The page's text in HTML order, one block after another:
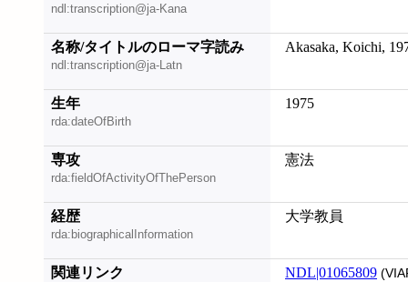
ndl:transcription@ja-Kana
名称/タイトルのローマ字読み
ndl:transcription@ja-Latn
Akasaka, Koichi,
生年
rda:dateOfBirth
1975
専攻
rda:fieldOfActivityOfThePerson
憲法
経歴
rda:biographicalInformation
大学教員
関連リンク NDL|01065809